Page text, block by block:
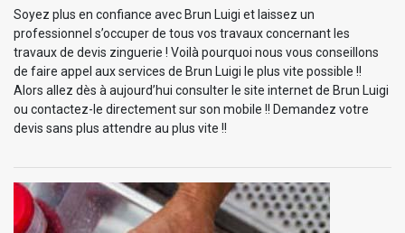
Soyez plus en confiance avec Brun Luigi et laissez un
professionnel s’occuper de tous vos travaux concernant les
travaux de devis zinguerie ! Voilà pourquoi nous vous conseillons
de faire appel aux services de Brun Luigi le plus vite possible !!
Alors allez dès à aujourd’hui consulter le site internet de Brun Luigi
ou contactez-le directement sur son mobile !! Demandez votre
devis sans plus attendre au plus vite !!